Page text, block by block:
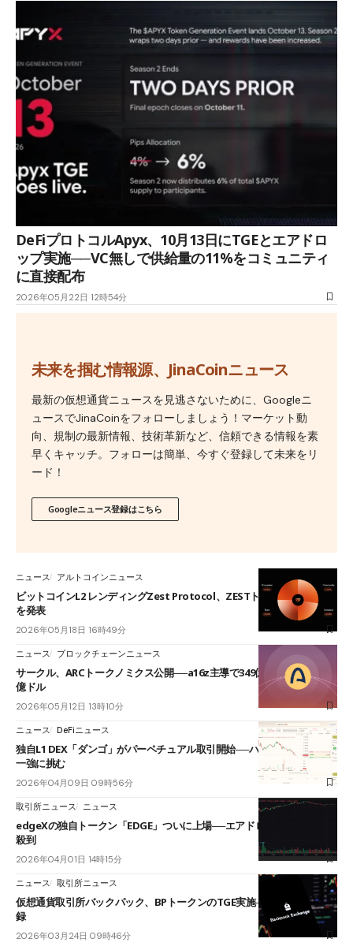
DeFiプロトコルApyx、10月13日にTGEとエアドロ
ップ実施──VC無しで供給量の11%をコミュニティ
に直接配布
2026年05月22日 12時54分
未来を掴む情報源、JinaCoinニュース
最新の仮想通貨ニュースを見逃さないために、Googleニ
ュースでJinaCoinをフォローしましょう！マーケット動
向、規制の最新情報、技術革新など、信頼できる情報を素
早くキャッチ。フォローは簡単、今すぐ登録して未来をリ
ード！
Googleニュース登録はこちら
ニュース アルトコインニュース
ビットコインL2 レンディングZest Protocol、ZESTトークン配布計画
を発表
2026年05月18日 16時49分
ニュース ブロックチェーンニュース
サークル、ARCトークノミクス公開──a16z主導で349億円調達、FDV30
億ドル
2026年05月12日 13時10分
ニュース DeFiニュース
独自L1 DEX「ダンゴ」がパーペチュアル取引開始──ハイパーリキッド
一強に挑む
2026年04月09日 09時56分
取引所ニュース ニュース
edgeXの独自トークン「EDGE」ついに上場──エアドロップ激減で非難
殺到
2026年04月01日 14時15分
ニュース 取引所ニュース
仮想通貨取引所バックパック、BPトークンのTGE実施──一時9倍超を記
録
2026年03月24日 09時46分